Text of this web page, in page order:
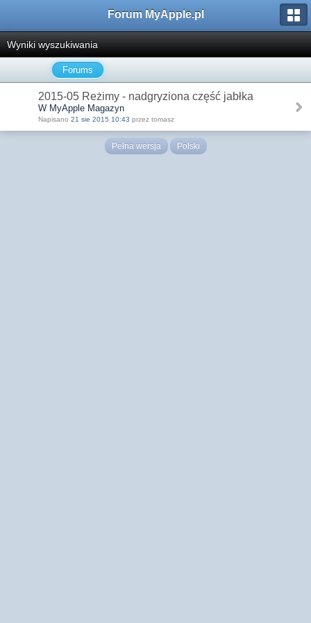
Forum MyApple.pl
Wyniki wyszukiwania
Forums
2015-05 Reżimy - nadgryziona część jabłka
W MyApple Magazyn
Napisano 21 sie 2015 10:43 przez tomasz
Pełna wersja Polski